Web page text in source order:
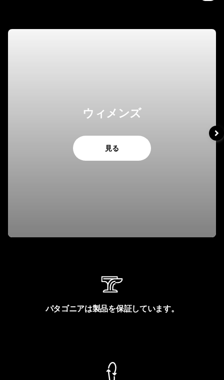
ウィメンズ
見る
パタゴニアは製品を保証しています。